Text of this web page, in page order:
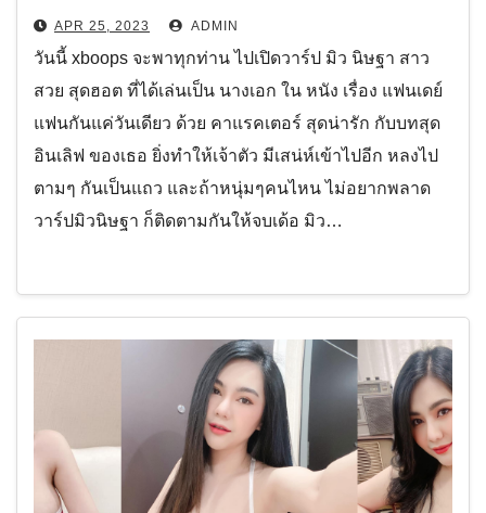
APR 25, 2023 ADMIN
วันนี้ xboops จะพาทุกท่าน ไปเปิดวาร์ป มิว นิษฐา สาว
สวย สุดฮอต ที่ได้เล่นเป็น นางเอก ใน หนัง เรื่อง แฟนเดย์
แฟนกันแค่วันเดียว ด้วย คาแรคเตอร์ สุดน่ารัก กับบทสุด
อินเลิฟ ของเธอ ยิ่งทำให้เจ้าตัว มีเสน่ห์เข้าไปอีก หลงไป
ตามๆ กันเป็นแถว และถ้าหนุ่มๆคนไหน ไม่อยากพลาด
วาร์ปมิวนิษฐา ก็ติดตามกันให้จบเด้อ มิว…